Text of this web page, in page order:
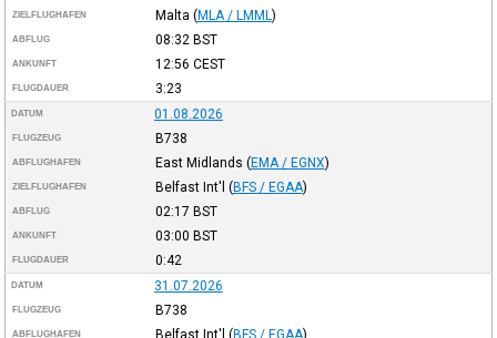
ZIELFLUGHAFEN Malta (MLA / LMML )
ABFLUG 08:32 BST
ANKUNFT 12:56 CEST
FLUGDAUER 3:23
DATUM 01.08.2026
FLUGZEUG B738
ABFLUGHAFEN East Midlands (EMA / EGNX)
ZIELFLUGHAFEN Belfast Int'l (BFS / EGAA)
ABFLUG 02:17 BST
ANKUNFT 03:00 BST
FLUGDAUER 0:42
DATUM 31.07.2026
FLUGZEUG B738
ABFLUGHAFEN Belfast Int'l (BFS / EGAA)